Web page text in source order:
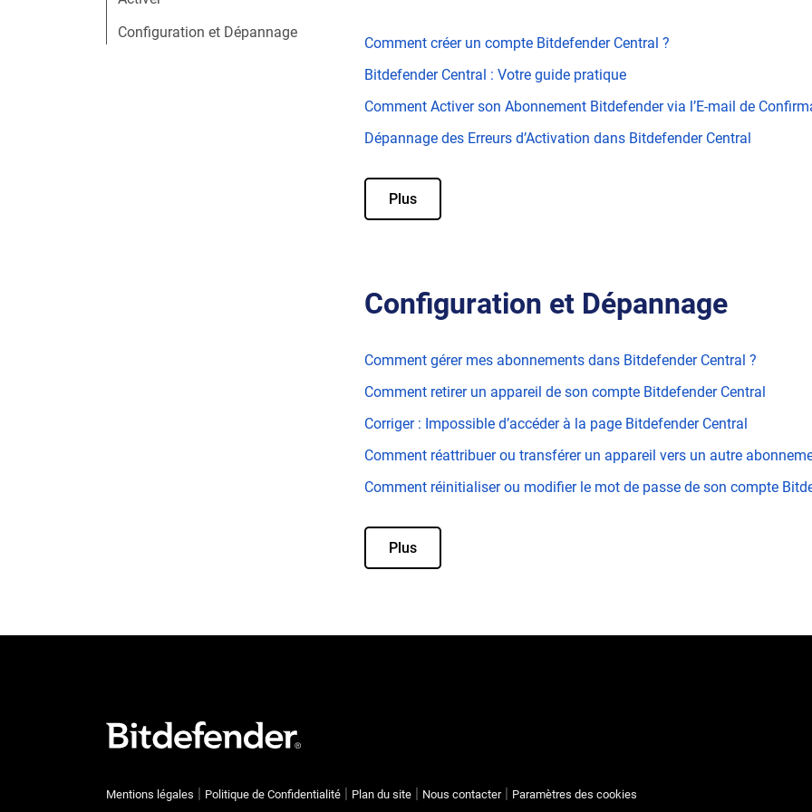
Configuration et Dépannage
Comment créer un compte Bitdefender Central ?
Bitdefender Central : Votre guide pratique
Comment Activer son Abonnement Bitdefender via l’E-mail de
Dépannage des Erreurs d’Activation dans Bitdefender Central
Plus
Configuration et Dépannage
Comment gérer mes abonnements dans Bitdefender Central ?
Comment retirer un appareil de son compte Bitdefender Central
Corriger : Impossible d’accéder à la page Bitdefender Central
Comment réattribuer ou transférer un appareil vers un autre
Comment réinitialiser ou modifier le mot de passe de son compte
Plus
Mentions légales Politique de Confidentialité Plan du site Nous contacter Paramètres des cookies